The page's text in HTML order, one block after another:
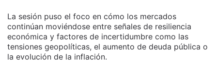
La sesión puso el foco en cómo los mercados
continúan moviéndose entre señales de resiliencia
económica y factores de incertidumbre como las
tensiones geopolíticas, el aumento de deuda pública o
la evolución de la inflación.